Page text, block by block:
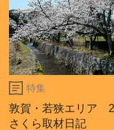
特集
敦賀・若狭エリア
さくら取材日記